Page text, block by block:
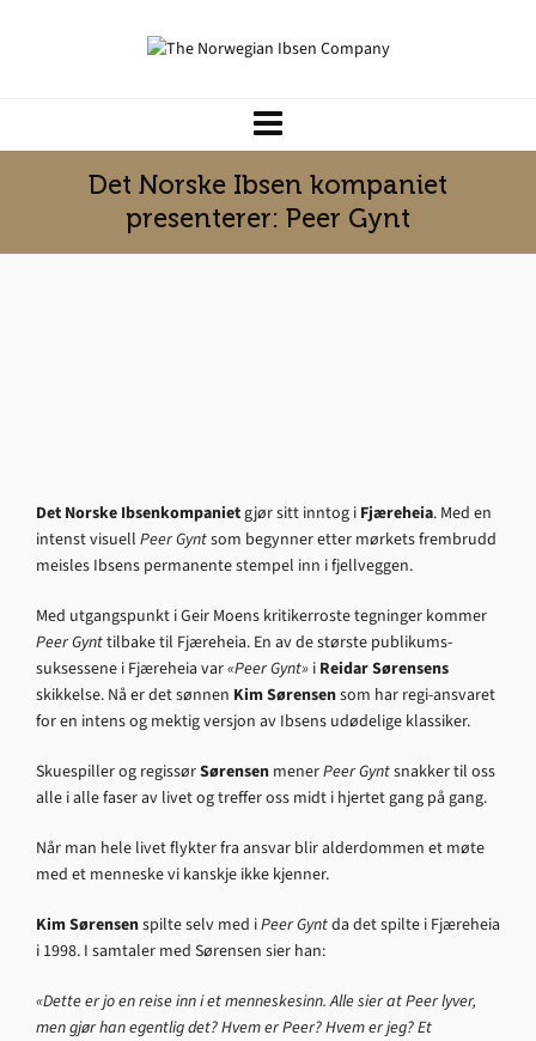
Det Norske Ibsen kompaniet
presenterer: Peer Gynt
Det Norske Ibsenkompaniet gjør sitt inntog i Fjæreheia. Med en
intenst visuell Peer Gyntsom begynner etter mørkets frembrudd
meisles Ibsens permanente stempel inn i fjellveggen.
Med utgangspunkt i Geir Moens kritikerroste tegninger kommer
Peer Gynttilbake til Fjæreheia. En av de største publikums-
suksessene i Fjæreheia var«Peer Gynt» i Reidar Sørensens
skikkelse. Nå er det sønnen Kim Sørensensom har regi-ansvaret
for en intens og mektig versjon av Ibsens udødelige klassiker.
Skuespiller og regissørSørensen menerPeer Gyntsnakker til oss
alle i alle faser av livet og treffer oss midt i hjertet gang på gang.
Når man hele livet flykter fra ansvar blir alderdommen et møte
med et menneske vi kanskje ikke kjenner.
Kim Sørensenspilte selv med iPeer Gyntda det spilte i Fjæreheia
i 1998. I samtaler med Sørensen sier han:
«Dette er jo en reise inn i et menneskesinn. Alle sier at Peer lyver,
men gjør han egentlig det? Hvem er Peer? Hvem er jeg? Et